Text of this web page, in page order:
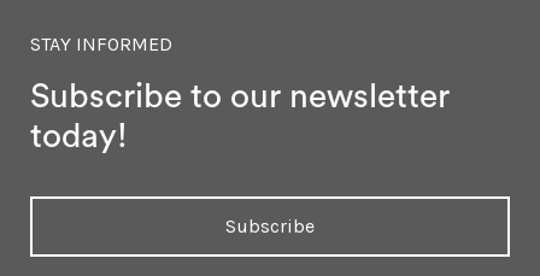
STAY INFORMED
Subscribe to our newsletter
today!
Subscribe